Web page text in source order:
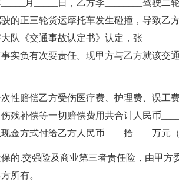
月_____日，乙方李________驾驶二
驶的正三轮货运摩托车发生碰撞，导致乙
队《交通事故认定书》认定，张
事实负有次要责任。现甲方与乙方就该
赔偿乙方受伤医疗费、护理费、误工
残补偿等一切赔偿费用共合计人民币
金方式付给乙方人民币____拾____万元（
.交强险及商业第三者责任险，由甲方
所有。